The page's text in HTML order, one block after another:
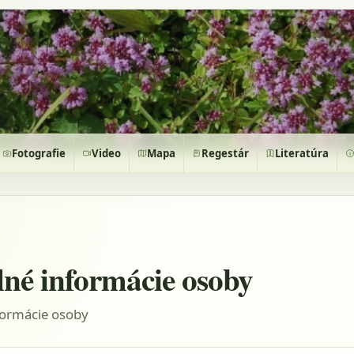
Fotografie Video Mapa Regestár Literatúra
informácie osoby
osoby